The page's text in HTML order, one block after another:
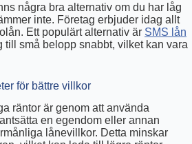
några bra alternativ om du har låg
inte. Företag erbjuder idag allt
Ett populärt alternativ är SMS lån
till små belopp snabbt, vilket kan vara
för bättre villkor
räntor är genom att använda
en egendom eller annan
lånevillkor. Detta minskar